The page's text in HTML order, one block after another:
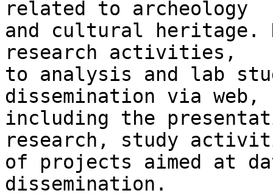
related to archeology
and cultural heritage.
research activities,
to analysis and lab
dissemination via web,
including the
research, study
of projects aimed at
dissemination.